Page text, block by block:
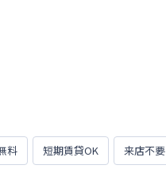
料 短期賃貸OK 来店不要